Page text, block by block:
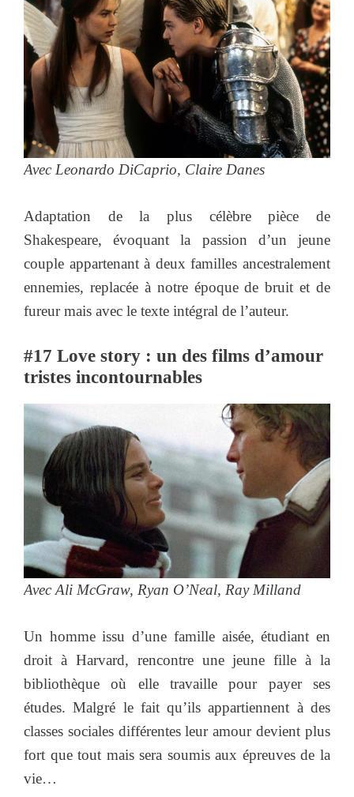
Avec Leonardo DiCaprio, Claire Danes
Adaptation de la plus célèbre pièce de
Shakespeare, évoquant la passion d’un jeune
couple appartenant à deux familles ancestralement
ennemies, replacée à notre époque de bruit et de
fureur mais avec le texte intégral de l’auteur.
#17 Love story : un des films d’amour
tristes incontournables
AvecAli McGraw, Ryan O’Neal, Ray Milland
Un homme issu d’une famille aisée, étudiant en
droit à Harvard, rencontre une jeune fille à la
bibliothèque où elle travaille pour payer ses
études. Malgré le fait qu’ils appartiennent à des
classes sociales différentes leur amour devient plus
fort que tout mais sera soumis aux épreuves de la
vie…